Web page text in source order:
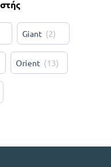
Giant (2)
Orient (13)